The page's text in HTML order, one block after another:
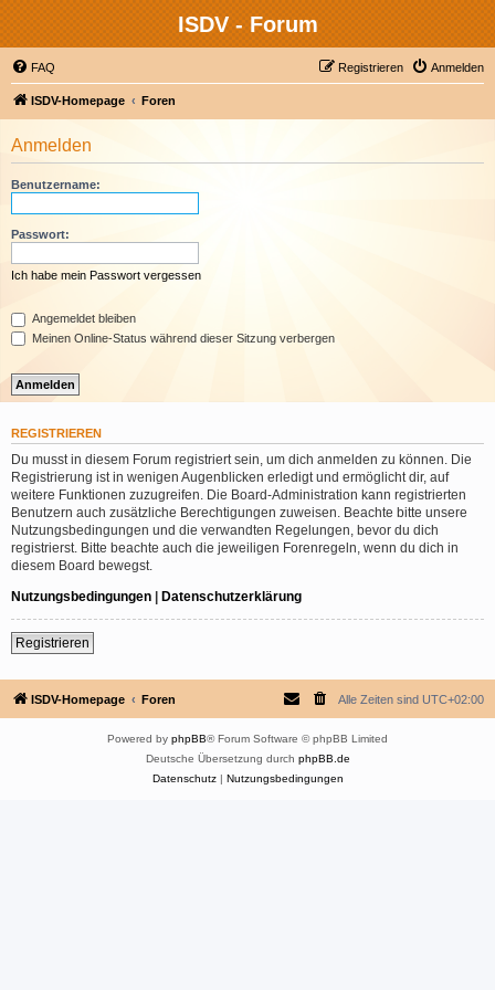
ISDV - Forum
FAQ Anmelden
Registrieren
ISDV-Homepage Foren
Anmelden
Benutzername:
Passwort:
Ich habe mein Passwort vergessen
Angemeldet bleiben
Meinen Online-Status während dieser Sitzung verbergen
REGISTRIEREN
Du musst in diesem Forum registriert sein, um dich anmelden zu können. Die
Registrierung ist in wenigen Augenblicken erledigt und ermöglicht dir, auf
weitere Funktionen zuzugreifen. Die Board-Administration kann registrierten
Benutzern auch zusätzliche Berechtigungen zuweisen. Beachte bitte unsere
Nutzungsbedingungen und die verwandten Regelungen, bevor du dich
registrierst. Bitte beachte auch die jeweiligen Forenregeln, wenn du dich in
diesem Board bewegst.
Nutzungsbedingungen | Datenschutzerklärung
Registrieren
ISDV-Homepage Foren Alle Zeiten sind UTC+02:00
Powered by phpBB® Forum Software © phpBB Limited
Deutsche Übersetzung durch phpBB.de
Datenschutz| Nutzungsbedingungen